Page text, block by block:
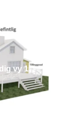
vy 1